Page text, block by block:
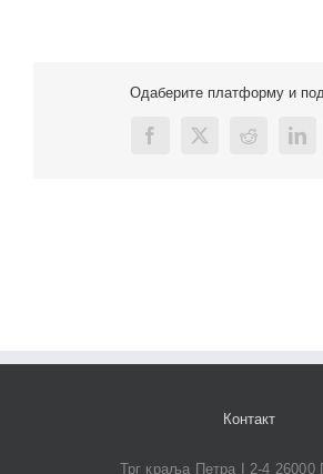
Одаберите платформу и
Facebook
X Reddit
Контакт
Трг краља Петра I 2-4 26000